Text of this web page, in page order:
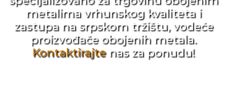
metalima vrhunskog kvaliteta i
zastupa na srpskom tržištu, vodeće
proizvođače obojenih metala.
Kontaktirajtenas za ponudu!